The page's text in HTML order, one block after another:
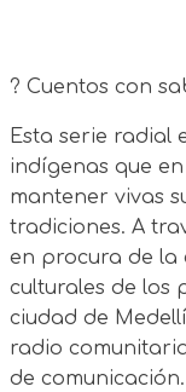
? Cuentos con
Esta serie radial
indígenas que
mantener vivas
tradiciones. A
en procura de la
culturales de los
ciudad de
radio
de comunicación.